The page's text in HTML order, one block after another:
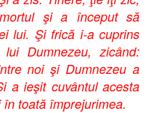
şi a început să
lui. Şi frică i-a cuprins
Dumnezeu, zicând:
noi şi Dumnezeu a
a ieşit cuvântul acesta
toată împrejurimea.